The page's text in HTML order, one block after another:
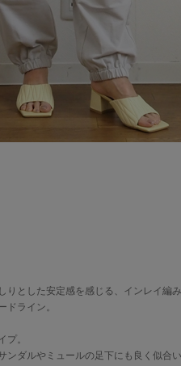
とした安定感を感じる、インレイ編
ライン。
プ。
ダルやミュールの足下にも良く似合い